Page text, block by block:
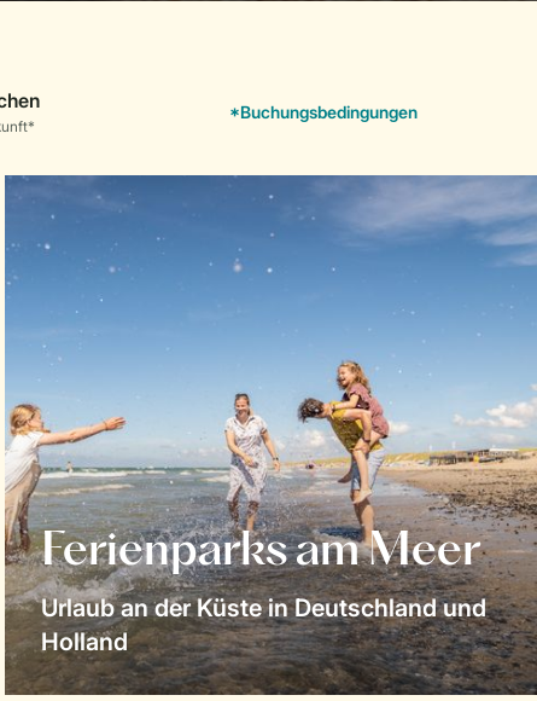
Ferienparks am Meer
Urlaub an der Küste in Deutschland und
Holland